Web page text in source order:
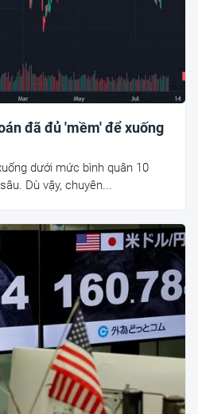
đã đủ 'mềm' để xuống
dưới mức bình quân 10
Dù vậy, chuyên...